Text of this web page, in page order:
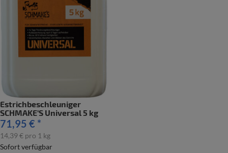
Estrichbeschleuniger
SCHMAKE'S Universal 5 kg
71,95 € *
14,39 € pro 1 kg
Sofort verfügbar